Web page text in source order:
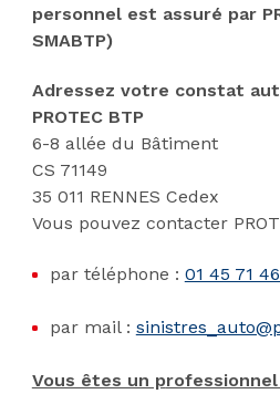
personnel est assuré par
SMABTP)
Adressez votre constat
PROTEC BTP
6-8 allée du Bâtiment
CS 71149
35 011 RENNES Cedex
Vous pouvez contacter
par téléphone : 01 45 71
par mail :
Vous êtes un professionnel